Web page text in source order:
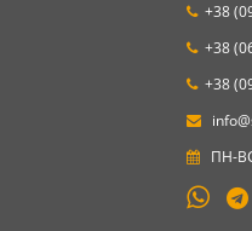
+38
+38
+38
ПН-